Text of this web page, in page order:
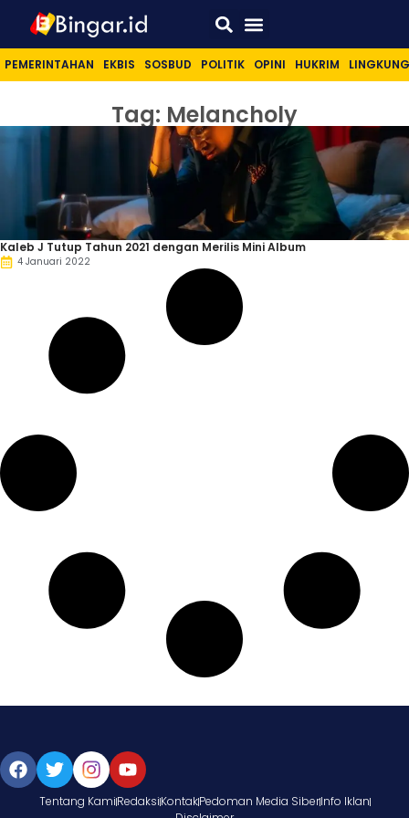
PEMERINTAHAN EKBIS SOSBUD POLITIK OPINI HUKRIM
Tag: Melancholy
Kaleb J Tutup Tahun 2021 dengan Merilis Mini Album
4 Januari 2022
Tentang KamiRedaksiKontakPedoman Media SiberInfo Iklan